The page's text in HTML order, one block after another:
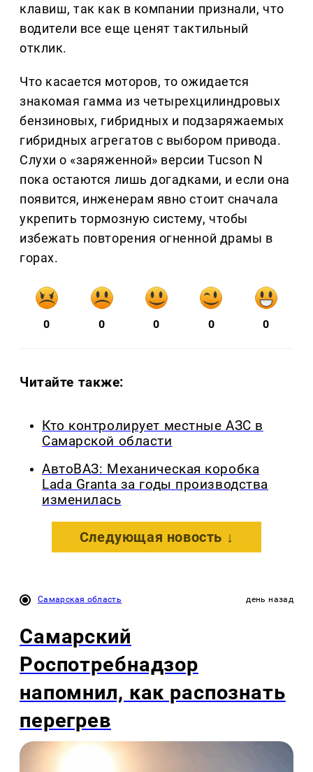
клавиш, так как в компании признали, что
водители все еще ценят тактильный
отклик.
Что касается моторов, то ожидается
знакомая гамма из четырехцилиндровых
бензиновых, гибридных и подзаряжаемых
гибридных агрегатов с выбором привода.
Слухи о «заряженной» версии Tucson N
пока остаются лишь догадками, и если она
появится, инженерам явно стоит сначала
укрепить тормозную систему, чтобы
избежать повторения огненной драмы в
горах.
0 0 0 0 0
Читайте также:
Кто контролирует местные АЗС в
Самарской области
АвтоВАЗ: Механическая коробка
Lada Granta за годы производства
изменилась
Следующая новость ↓
Самарская область день назад
Самарский
Роспотребнадзор
напомнил, как распознать
перегрев